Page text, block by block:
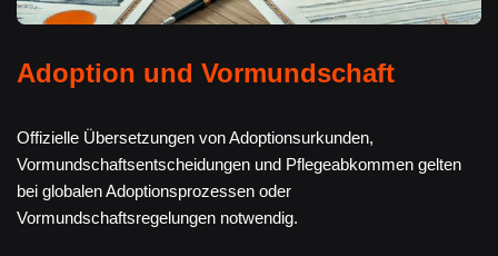
Adoption und Vormundschaft
Offizielle Übersetzungen von Adoptionsurkunden,
Vormundschaftsentscheidungen und Pflegeabkommen gelten
bei globalen Adoptionsprozessen oder
Vormundschaftsregelungen notwendig.